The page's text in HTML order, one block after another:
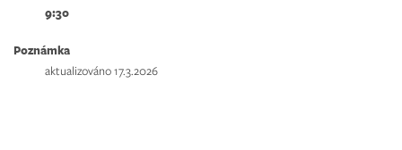
9:30
Poznámka
aktualizováno 17.3.2026